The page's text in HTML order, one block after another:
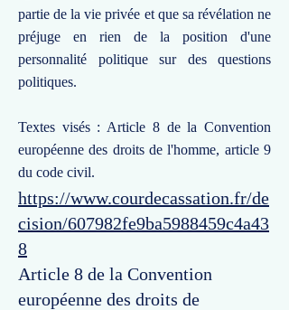
partie de la vie privée et que sa révélation ne
préjuge en rien de la position d'une
personnalité politique sur des questions
politiques.
Textes visés : Article 8 de la Convention
européenne des droits de l'homme, article 9
du code civil.
https://www.courdecassation.fr/de
cision/607982fe9ba5988459c4a43
8
Article 8 de la Convention
européenne des droits de